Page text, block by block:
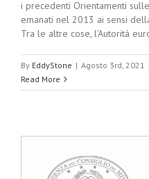
i precedenti Orientamenti
emanati nel 2013 ai sensi
Tra le altre cose, l’Autorità
By EddyStone | Agosto 3rd, 2021
Read More